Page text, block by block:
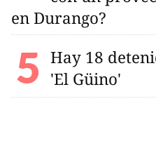
en Durango?
Hay 18
'El Güino'